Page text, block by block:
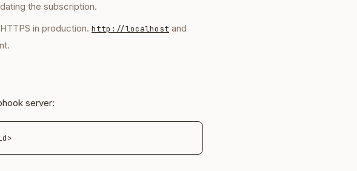
the subscription.
in production. http://localhost and
server: